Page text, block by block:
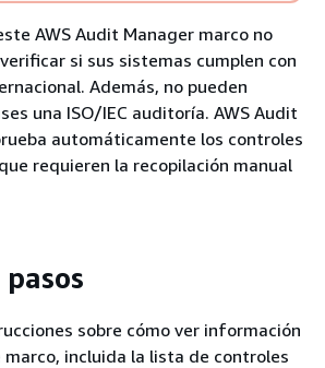
AWS Audit Manager marco no
si sus sistemas cumplen con
Además, no pueden
una ISO/IEC auditoría. AWS Audit
automáticamente los controles
requieren la recopilación manual
sobre cómo ver información
incluida la lista de controles